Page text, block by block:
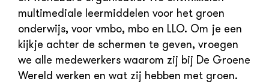
multimediale leermiddelen voor het groen
onderwijs, voor vmbo, mbo en LLO. Om je een
kijkje achter de schermen te geven, vroegen
we alle medewerkers waarom zij bij De Groene
Wereld werken en wat zij hebben met groen.